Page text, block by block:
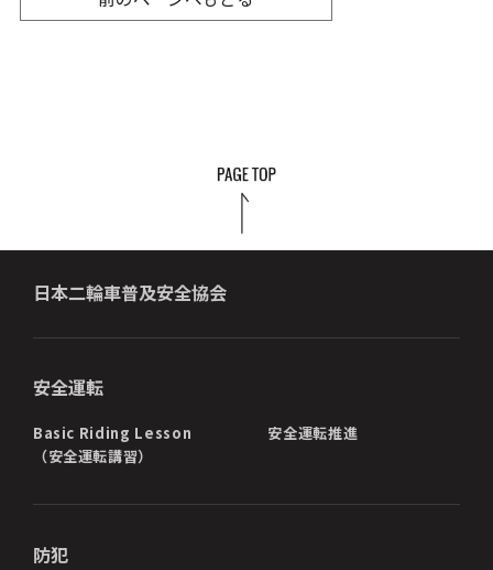
日本二輪車普及安全協会
安全運転
Basic Riding Lesson
（安全運転講習）
安全運転推進
防犯